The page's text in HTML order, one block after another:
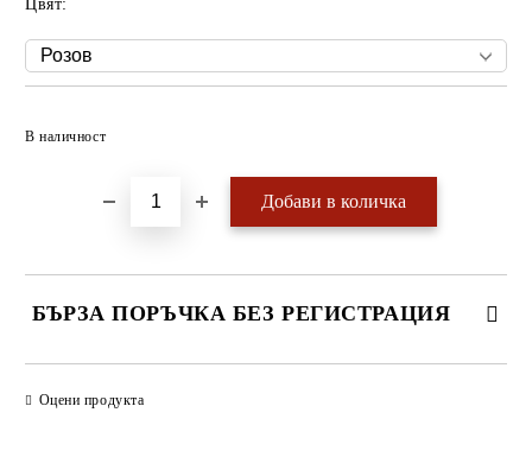
Цвят:
В наличност
БЪРЗА ПОРЪЧКА БЕЗ РЕГИСТРАЦИЯ
Оцени продукта